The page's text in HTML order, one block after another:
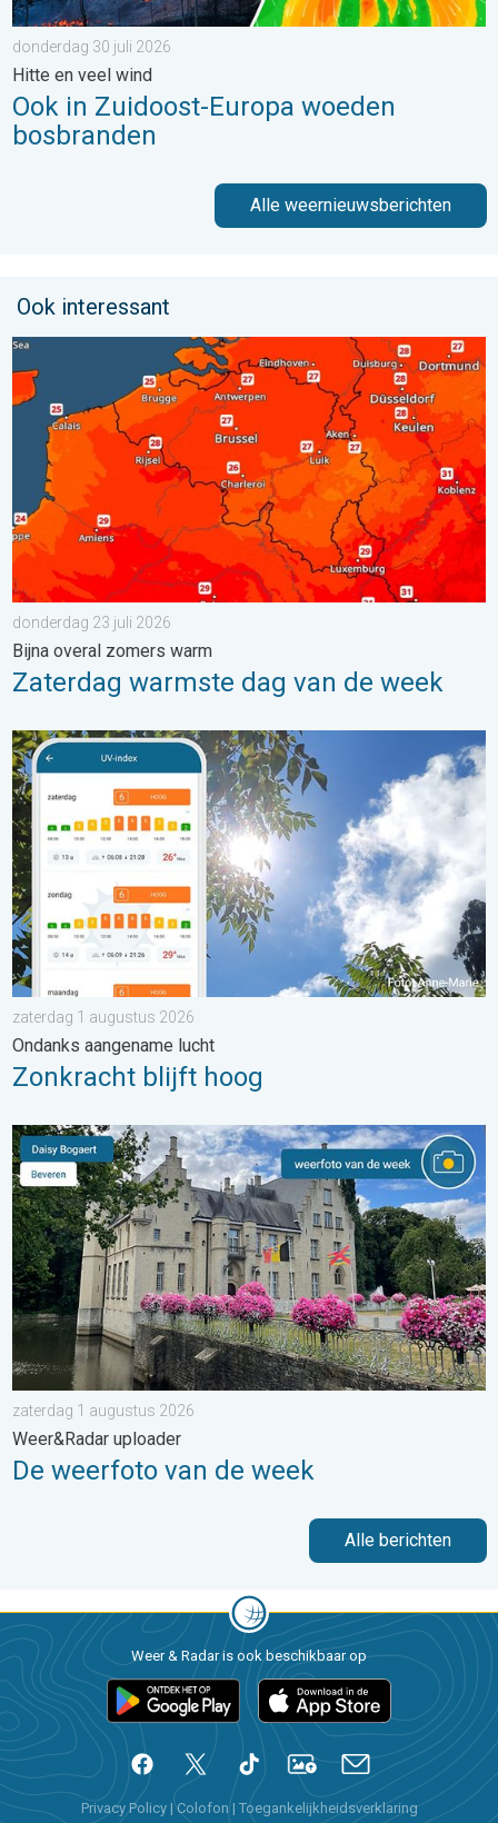
donderdag 30 juli 2026
Hitte en veel wind
Ook in Zuidoost-Europa woeden
bosbranden
Alle weernieuwsberichten
Ook interessant
Zaterdag warmste dag van de week. Bijna overal zomers
donderdag 23 juli 2026
Bijna overal zomers warm
Zaterdag warmste dag van de week
Zonkracht blijft hoog. Ondanks aangename lucht. . . zaterdag
zaterdag 1 augustus 2026
Ondanks aangename lucht
Zonkracht blijft hoog
De weerfoto van de week. Weer&Radar uploader. . . zaterdag
zaterdag 1 augustus 2026
Weer&Radar uploader
De weerfoto van de week
Alle berichten
Weer & Radar is ook beschikbaar op
Privacy Policy |Colofon | Toegankelijkheidsverklaring